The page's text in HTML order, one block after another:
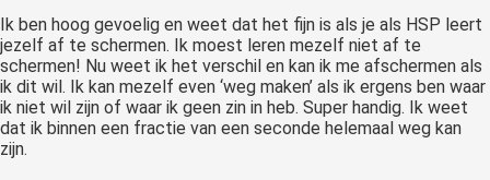
Ik ben hoog gevoelig en weet dat het fijn is als je als HSP leert
jezelf af te schermen. Ik moest leren mezelf niet af te
schermen! Nu weet ik het verschil en kan ik me afschermen als
ik dit wil. Ik kan mezelf even ‘weg maken’ als ik ergens ben waar
ik niet wil zijn of waar ik geen zin in heb. Super handig. Ik weet
dat ik binnen een fractie van een seconde helemaal weg kan
zijn.